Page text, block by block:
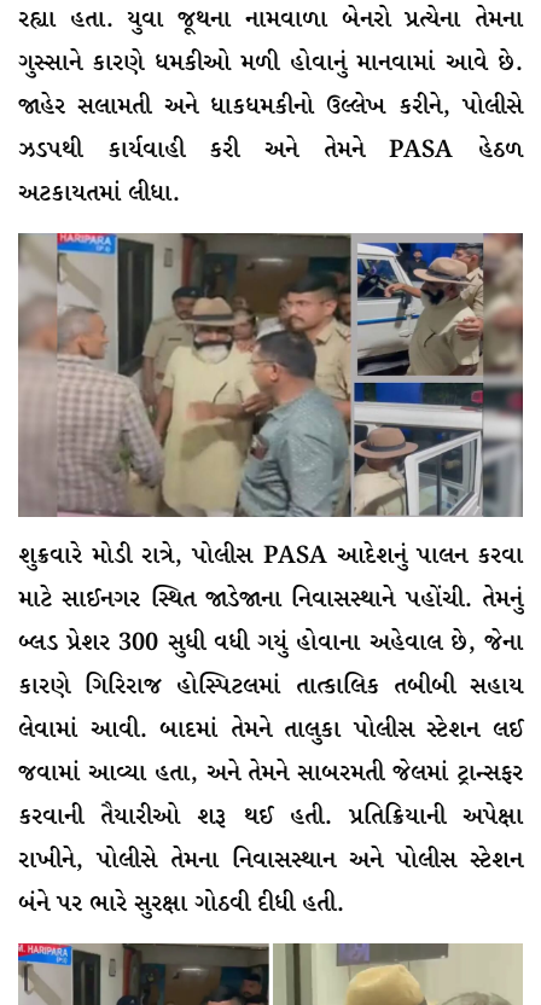
રહ્યા હતા. યુવા જૂથના નામવાળા બેનરો પ્રત્યેના તેમના
ગુસ્સાને કારણે ધમકીઓ મળી હોવાનું માનવામાં આવે છે.
જાહેર સલામતી અને ધાકધમકીનો ઉલ્લેખ કરીને, પોલીસે
ઝડપથી કાર્યવાહી કરી અને તેમને PASA હેઠળ
અટકાયતમાં લીધા.
શુક્રવારે મોડી રાત્રે, પોલીસ PASA આદેશનું પાલન કરવા
માટે સાઈનગર સ્થિત જાડેજાના નિવાસસ્થાને પહોંચી. તેમનું
બ્લડ પ્રેશર 300 સુધી વધી ગયું હોવાના અહેવાલ છે, જેના
કારણે ગિરિરાજ હોસ્પિટલમાં તાત્કાલિક તબીબી સહાય
લેવામાં આવી. બાદમાં તેમને તાલુકા પોલીસ સ્ટેશન લઈ
જવામાં આવ્યા હતા, અને તેમને સાબરમતી જેલમાં ટ્રાન્સફર
કરવાની તૈયારીઓ શરૂ થઈ હતી. પ્રતિક્રિયાની અપેક્ષા
રાખીને, પોલીસે તેમના નિવાસસ્થાન અને પોલીસ સ્ટેશન
બંને પર ભારે સુરક્ષા ગોઠવી દીધી હતી.